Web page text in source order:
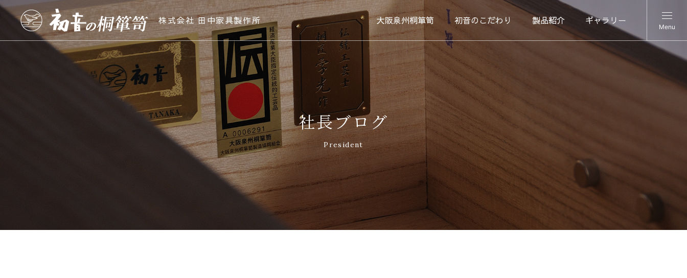
株式会社 田中家具製作所 大阪泉州桐箪笥 初音のこだわり 製品紹介 ギャラリー
Menu
社長ブログ
President